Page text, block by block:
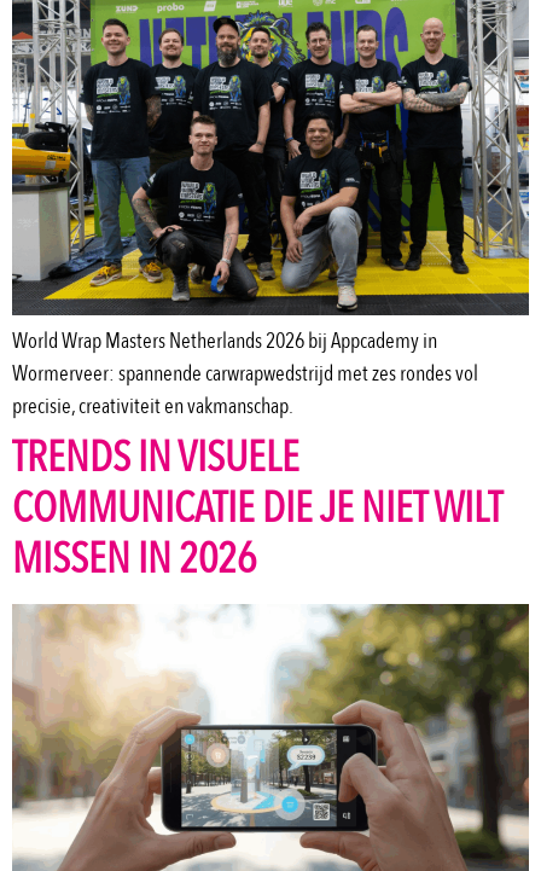
World Wrap Masters Netherlands 2026 bij Appcademy in
Wormerveer: spannende carwrapwedstrijd met zes rondes vol
precisie, creativiteit en vakmanschap.
TRENDS IN VISUELE
COMMUNICATIE DIE JE NIET WILT
MISSEN IN 2026